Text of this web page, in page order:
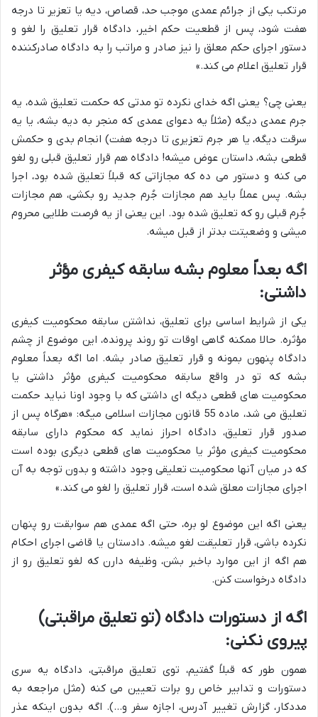
مرتکب یکی از جرائم عمدی موجب حد، قصاص، دیه یا تعزیر تا درجه
هفت شود، پس از قطعیت حکم اخیر، دادگاه قرار تعلیق را لغو و
دستور اجرای حکم معلق را نیز صادر و مراتب را به دادگاه صادرکننده
قرار تعلیق اعلام می کند.»
یعنی چی؟ یعنی اگه خدای نکرده تو مدتی که حکمت تعلیق شده، یه
جرم عمدی دیگه (مثلاً یه دعوای عمدی که منجر به دیه بشه، یا یه
سرقت دیگه، یا هر جرم تعزیری تا درجه هفت) انجام بدی و حکمش
قطعی بشه، داستان عوض میشه! دادگاه هم قرار تعلیق قبلی رو لغو
می کنه و دستور می ده که مجازاتی که قبلاً تعلیق شده بود، اجرا
بشه. پس عملاً باید هم مجازات جُرم جدید رو بکشی، هم مجازات
جُرم قبلی رو که تعلیق شده بود. این یعنی از یه فرصت طلایی محروم
میشی و وضعیتت بدتر از قبل میشه.
اگه بعداً معلوم بشه سابقه کیفری مؤثر
داشتی:
یکی از شرایط اساسی برای تعلیق، نداشتن سابقه محکومیت کیفری
مؤثره. حالا ممکنه گاهی اوقات تو روند پرونده، این موضوع از چشم
دادگاه پنهون بمونه و قرار تعلیق صادر بشه. اما اگه بعداً معلوم
بشه که تو در واقع سابقه محکومیت کیفری مؤثر داشتی یا
محکومیت های قطعی دیگه ای داشتی که با وجود اونا نباید حکمت
تعلیق می شد، ماده 55 قانون مجازات اسلامی میگه: «هرگاه پس از
صدور قرار تعلیق، دادگاه احراز نماید که محکوم دارای سابقه
محکومیت کیفری مؤثر یا محکومیت های قطعی دیگری بوده است
که در میان آنها محکومیت تعلیقی وجود داشته و بدون توجه به آن
اجرای مجازات معلق شده است، قرار تعلیق را لغو می کند.»
یعنی اگه این موضوع لو بره، حتی اگه عمدی هم سوابقت رو پنهان
نکرده باشی، قرار تعلیقت لغو میشه. دادستان یا قاضی اجرای احکام
هم اگه از این موارد باخبر بشن، وظیفه دارن که لغو تعلیق رو از
دادگاه درخواست کنن.
اگه از دستورات دادگاه (تو تعلیق مراقبتی)
پیروی نکنی:
همون طور که قبلاً گفتیم، توی تعلیق مراقبتی، دادگاه یه سری
دستورات و تدابیر خاص رو برات تعیین می کنه (مثل مراجعه به
مددکار، گزارش تغییر آدرس، اجازه سفر و…). اگه بدون اینکه عذر